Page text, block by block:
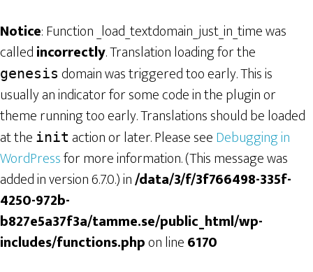
Notice: Function _load_textdomain_just_in_time was
calledincorrectly. Translation loading for the
genesis domain was triggered too early. This is
usually an indicator for some code in the plugin or
theme running too early. Translations should be loaded
at the init action or later. Please seeDebugging in
WordPressfor more information. (This message was
added in version 6.7.0.) in/data/3/f/3f766498-335f-
4250-972b-
b827e5a37f3a/tamme.se/public_html/wp-
includes/functions.phpon line6170